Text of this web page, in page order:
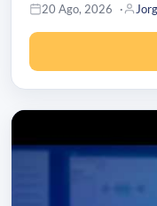
20 Ago, 2026